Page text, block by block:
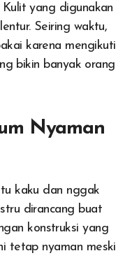
yang digunakan
Seiring waktu,
karena mengikuti
bikin banyak orang
Nyaman
kaku dan nggak
dirancang buat
konstruksi yang
tetap nyaman meski